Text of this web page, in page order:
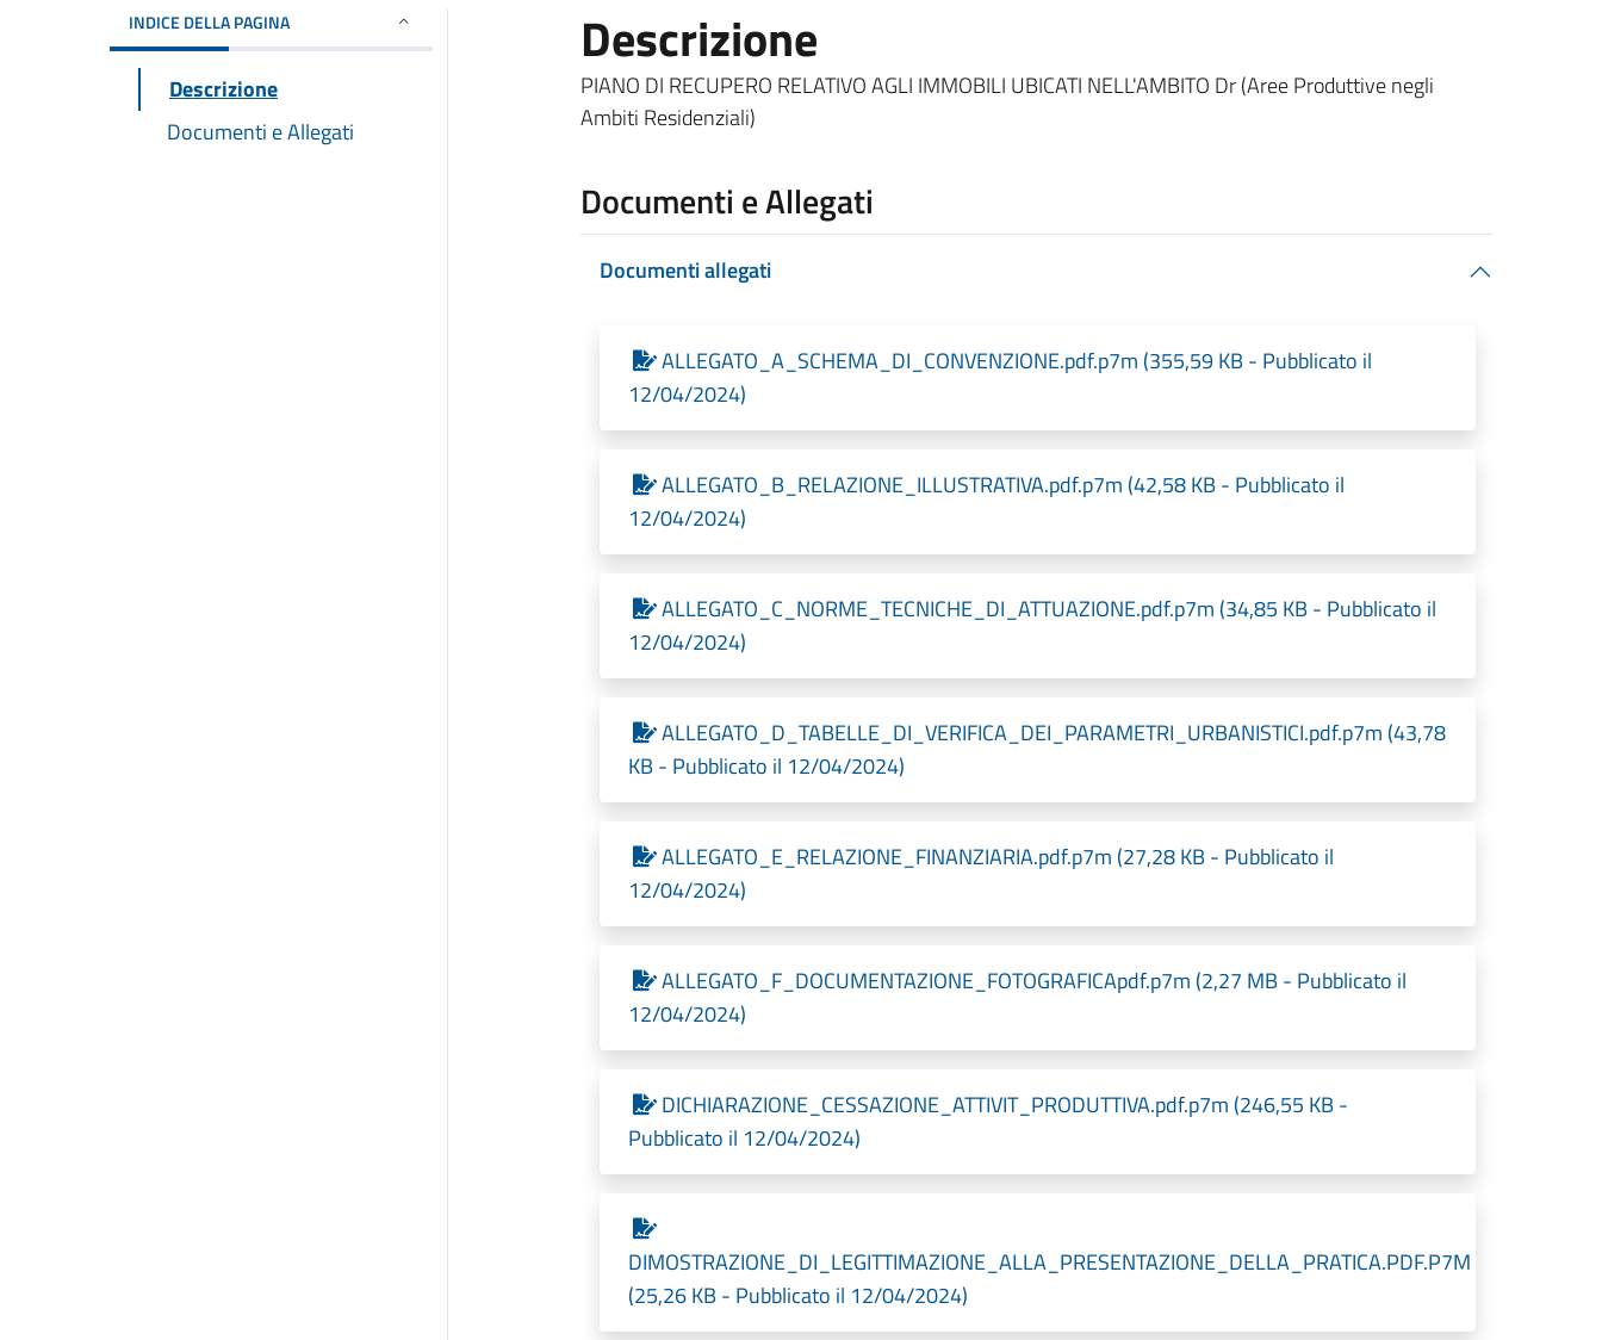
INDICE DELLA PAGINA
Descrizione
Documenti e Allegati
Descrizione
PIANO DI RECUPERO RELATIVO AGLI IMMOBILI UBICATI NELL'AMBITO Dr (Aree Produttive negli
Ambiti Residenziali)
Documenti e Allegati
Documenti allegati
ALLEGATO_A_SCHEMA_DI_CONVENZIONE.pdf.p7m (355,59 KB - Pubblicato il
12/04/2024)
ALLEGATO_B_RELAZIONE_ILLUSTRATIVA.pdf.p7m (42,58 KB - Pubblicato il
12/04/2024)
ALLEGATO_C_NORME_TECNICHE_DI_ATTUAZIONE.pdf.p7m (34,85 KB - Pubblicato il
12/04/2024)
ALLEGATO_D_TABELLE_DI_VERIFICA_DEI_PARAMETRI_URBANISTICI.pdf.p7m (43,78
KB - Pubblicato il 12/04/2024)
ALLEGATO_E_RELAZIONE_FINANZIARIA.pdf.p7m (27,28 KB - Pubblicato il
12/04/2024)
ALLEGATO_F_DOCUMENTAZIONE_FOTOGRAFICApdf.p7m (2,27 MB - Pubblicato il
12/04/2024)
DICHIARAZIONE_CESSAZIONE_ATTIVIT_PRODUTTIVA.pdf.p7m (246,55 KB -
Pubblicato il 12/04/2024)
DIMOSTRAZIONE_DI_LEGITTIMAZIONE_ALLA_PRESENTAZIONE_DELLA_PRATICA.PDF.P7M
(25,26 KB - Pubblicato il 12/04/2024)